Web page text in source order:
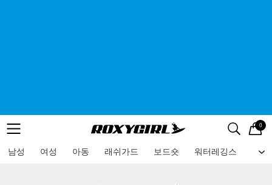
메뉴 검색
로고 0
남성 여성 아동 래쉬가드 보드숏 워터레깅스 비
메뉴